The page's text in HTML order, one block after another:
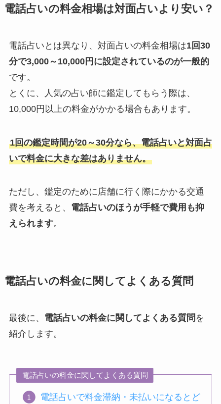
電話占いの料金相場は対面占いより安い？
電話占いとは異なり、対面占いの料金相場は1回30
分で3,000～10,000円に設定されているのが一般的
です。
とくに、人気の占い師に鑑定してもらう際は、
10,000円以上の料金がかかる場合もあります。
1回の鑑定時間が20～30分なら、電話占いと対面占
いで料金に大きな差はありません。
ただし、鑑定のために店舗に行く際にかかる交通
費を考えると、 電話占いのほうが手軽で費用も抑
えられます。
電話占いの料金に関してよくある質問
最後に、 電話占いの料金に関してよくある質問 を
紹介します。
電話占いの料金に関してよくある質問
電話占いで料金滞納・未払いになるとど